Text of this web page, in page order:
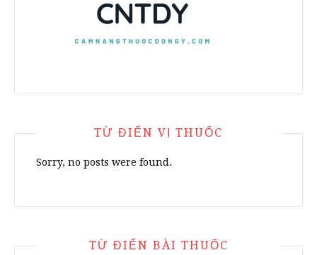
TỪ ĐIỂN VỊ THUỐC
Sorry, no posts were found.
TỪ ĐIỂN BÀI THUỐC